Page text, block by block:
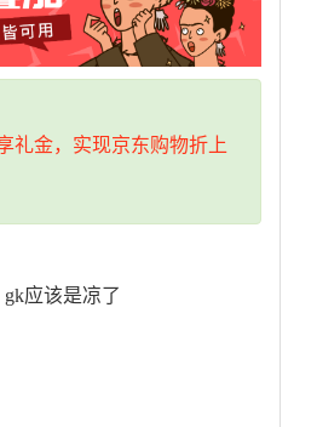
礼金，实现京东购物折上
应该是凉了